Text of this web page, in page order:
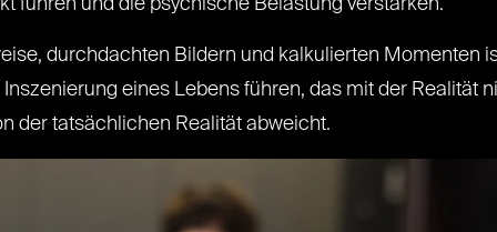
führen und die psychische Belastung verstärken.
durchdachten Bildern und kalkulierten Momenten
eines Lebens führen, das mit der Realität
der tatsächlichen Realität abweicht.